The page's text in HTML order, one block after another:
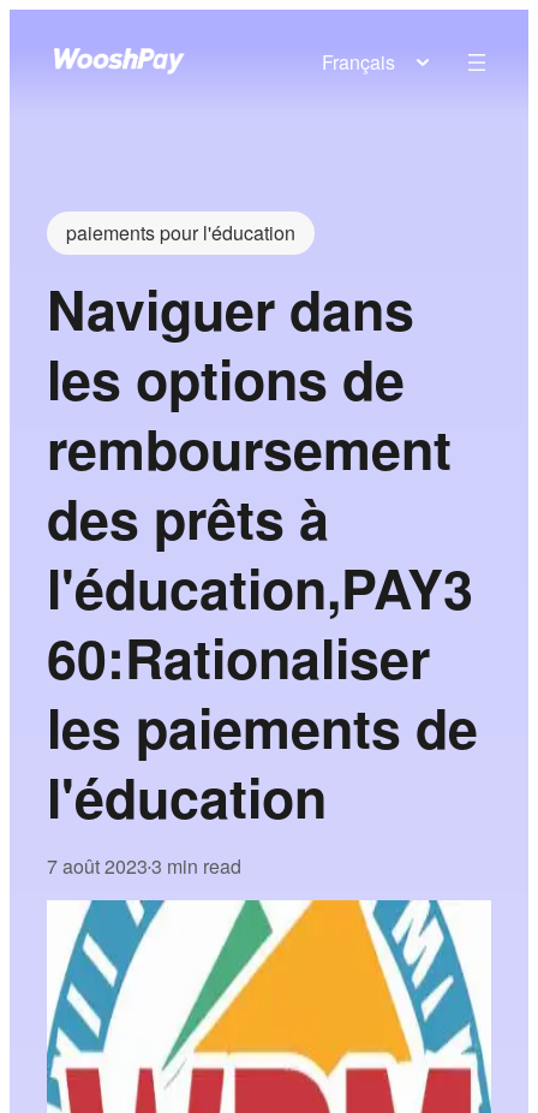
Français
paiements pour l'éducation
Naviguer dans
les options de
remboursement
des prêts à
l'éducation,PAY3
60:Rationaliser
les paiements de
l'éducation
7 août 2023•3 min read